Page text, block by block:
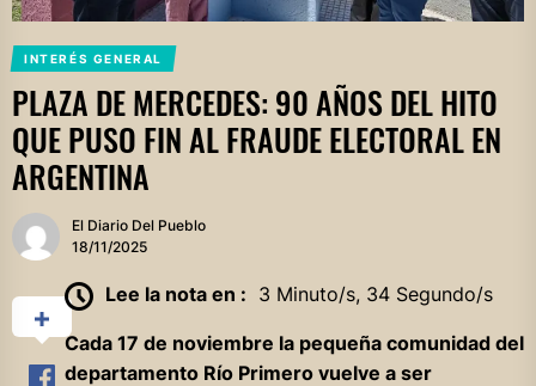
INTERÉS GENERAL
PLAZA DE MERCEDES: 90 AÑOS DEL HITO
QUE PUSO FIN AL FRAUDE ELECTORAL EN
ARGENTINA
El Diario Del Pueblo
18/11/2025
Lee la nota en : 3 Minuto/s, 34 Segundo/s
Cada 17 de noviembre la pequeña comunidad del
departamento Río Primero vuelve a ser